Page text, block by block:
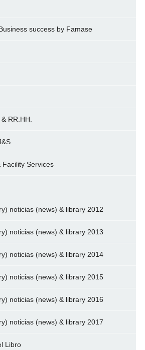
success by Famase
RR.HH.
Services
noticias (news) & library 2012
noticias (news) & library 2013
noticias (news) & library 2014
noticias (news) & library 2015
noticias (news) & library 2016
noticias (news) & library 2017
Libro